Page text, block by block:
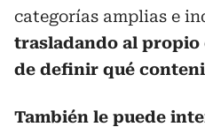
categorías amplias e
trasladando al propio
de definir qué
También le puede